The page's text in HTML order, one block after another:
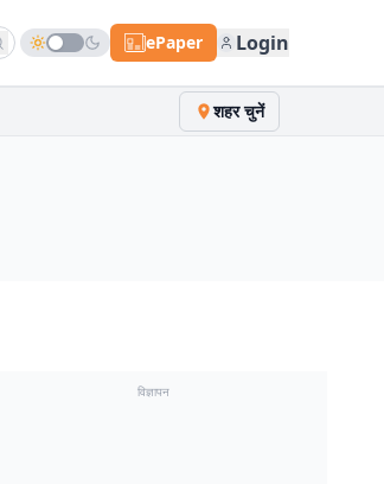
ePaper Login
शहर चुनें
विज्ञापन